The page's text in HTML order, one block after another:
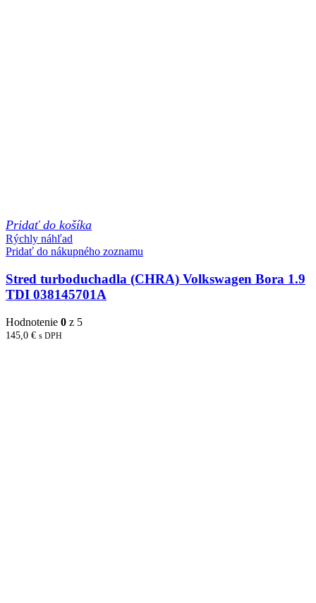
Pridať do košíka
Rýchly náhľad
Pridať do nákupného zoznamu
Stred turboduchadla (CHRA) Volkswagen Bora 1.9
TDI 038145701A
Hodnotenie 0 z 5
145,0 € s DPH